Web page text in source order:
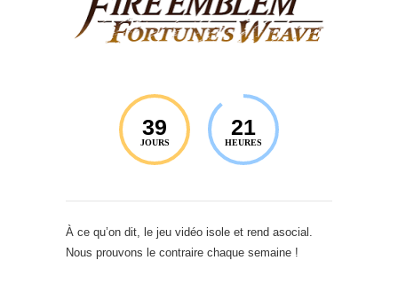
39
JOURS
21
HEURES
À ce qu’on dit, le jeu vidéo isole et rend asocial.
Nous prouvons le contraire chaque semaine !